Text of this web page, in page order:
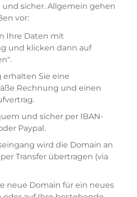
sicher. Allgemein gehen
vor:
Ihre Daten mit
und klicken dann auf
erhalten Sie eine
Rechnung und einen
und sicher per IBAN-
Paypal.
wird die Domain an
Transfer übertragen (via
neue Domain für ein neues